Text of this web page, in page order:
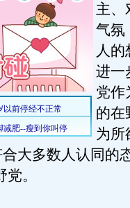
主、
气氛
人
进一
党作
的在
为所
大多数人认同的
。